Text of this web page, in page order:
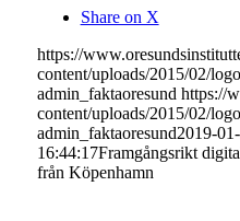
Share on X
https://
content/uploads/2015/02/
admin_faktaoresund https://
content/uploads/2015/02/
admin_faktaoresund2019-
16:44:17Framgångsrikt
från Köpenhamn